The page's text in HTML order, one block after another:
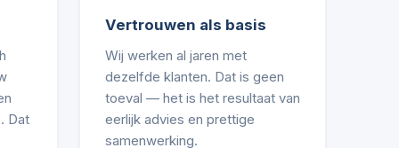
Dat
Vertrouwen als basis
Wij werken al jaren met
dezelfde klanten. Dat is geen
toeval — het is het resultaat van
eerlijk advies en prettige
samenwerking.